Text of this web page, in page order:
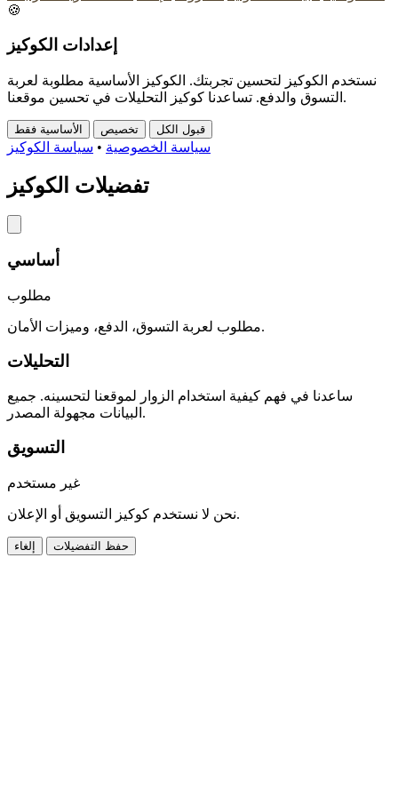
🍪
إعدادات الكوكيز
نستخدم الكوكيز لتحسين تجربتك. الكوكيز الأساسية مطلوبة لعربة
التسوق والدفع. تساعدنا كوكيز التحليلات في تحسين موقعنا.
الأساسية فقط تخصيص قبول الكل
سياسة الخصوصية • سياسة الكوكيز
تفضيلات الكوكيز
أساسي
مطلوب
مطلوب لعربة التسوق، الدفع، وميزات الأمان.
التحليلات
ساعدنا في فهم كيفية استخدام الزوار لموقعنا لتحسينه. جميع
البيانات مجهولة المصدر.
التسويق
غير مستخدم
نحن لا نستخدم كوكيز التسويق أو الإعلان.
إلغاء حفظ التفضيلات